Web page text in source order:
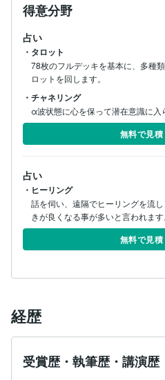
得意分野
占い
・タロット
78枚のフルデッキを基本に、多種
ロットを回します。
・チャネリング
α波状態に心を保って潜在意識に入
無料で見
占い
・ヒーリング
話を伺い、遠隔でヒーリングを流
きが良くなる事が多いと言われます
無料で見
経歴
受賞歴・執筆歴・講演歴